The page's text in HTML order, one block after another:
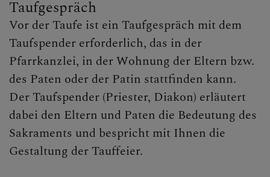
Taufgespräch
Vor der Taufe ist ein Taufgespräch mit dem
Taufspender erforderlich, das in der
Pfarrkanzlei, in der Wohnung der Eltern bzw.
des Paten oder der Patin stattfinden kann.
Der Taufspender (Priester, Diakon) erläutert
dabei den Eltern und Paten die Bedeutung des
Sakraments und bespricht mit Ihnen die
Gestaltung der Tauffeier.